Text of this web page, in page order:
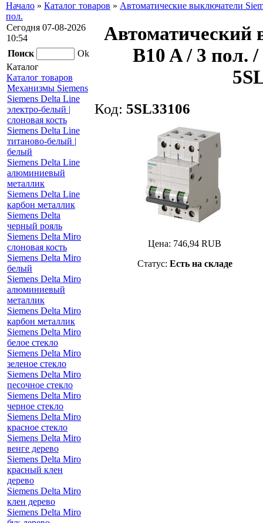
Начало » Каталог товаров » Автоматические выключатели
пол.
Сегодня 07-08-2026
10:54
Поиск
Ok
Каталог
Каталог товаров
Механизмы Siemens
Siemens Delta Line
электро-белый |
слоновая кость
Siemens Delta Line
титаново-белый |
белый
Siemens Delta Line
алюминиевый
металлик
Siemens Delta Line
карбон металлик
Siemens Delta
черный рояль
Siemens Delta Miro
слоновая кость
Siemens Delta Miro
белый
Siemens Delta Miro
алюминиевый
металлик
Siemens Delta Miro
карбон металлик
Siemens Delta Miro
белое стекло
Siemens Delta Miro
зеленое стекло
Siemens Delta Miro
песочное стекло
Siemens Delta Miro
черное стекло
Siemens Delta Miro
красное стекло
Siemens Delta Miro
венге дерево
Siemens Delta Miro
красный клен
дерево
Siemens Delta Miro
клен дерево
Siemens Delta Miro
Автоматический
B10 A / 3 пол.
Код: 5SL33106
Цена: 746,94 RUB
Статус: Есть на складе